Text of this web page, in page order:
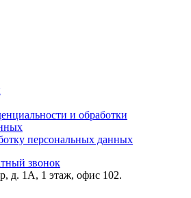
и обработки
персональных данных
звонок
д. 1А, 1 этаж, офис 102.